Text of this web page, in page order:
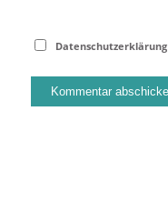
Datenschutzerklärung